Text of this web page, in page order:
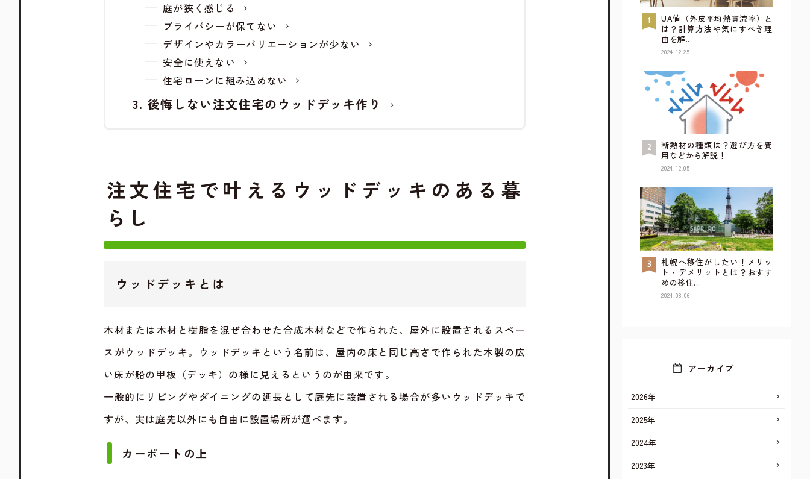
庭が狭く感じる
プライバシーが保てない
デザインやカラーバリエーションが少ない
安全に使えない
住宅ローンに組み込めない
後悔しない注文住宅のウッドデッキ作り
注文住宅で叶えるウッドデッキのある暮
らし
ウッドデッキとは
木材または木材と樹脂を混ぜ合わせた合成木材などで作られた、屋外に設置されるスペー
スがウッドデッキ。ウッドデッキという名前は、屋内の床と同じ高さで作られた木製の広
い床が船の甲板（デッキ）の様に見えるというのが由来です。
一般的にリビングやダイニングの延長として庭先に設置される場合が多いウッドデッキで
すが、実は庭先以外にも自由に設置場所が選べます。
カーポートの上
UA値（外皮平均熱貫流率）と
は？計算方法や気にすべき理
由を解...
2024.12.25
断熱材の種類は？選び方を費
用などから解説！
2024.12.05
札幌へ移住がしたい！メリッ
ト・デメリットとは？おすす
めの移住...
2024.08.06
アーカイブ
2026年
2025年
2024年
2023年
すべてが見られるウェブカタログ